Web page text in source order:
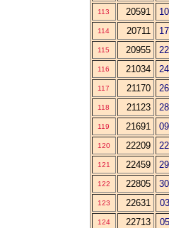
113 20591
114 20711
115 20955
116 21034
117 21170
118 21123
119 21691
120 22209
121 22459
122 22805
123 22631
124 22713